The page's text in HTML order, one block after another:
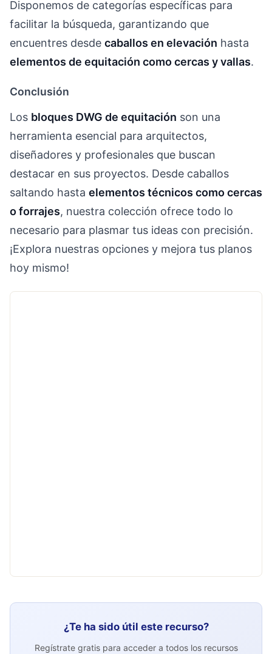
Disponemos de categorías específicas para
facilitar la búsqueda, garantizando que
encuentres desde caballos en elevación hasta
elementos de equitación como cercas y vallas.
Conclusión
Los bloques DWG de equitación son una
herramienta esencial para arquitectos,
diseñadores y profesionales que buscan
destacar en sus proyectos. Desde caballos
saltando hasta elementos técnicos como cercas
o forrajes, nuestra colección ofrece todo lo
necesario para plasmar tus ideas con precisión.
¡Explora nuestras opciones y mejora tus planos
hoy mismo!
¿Te ha sido útil este recurso?
Regístrate gratis para acceder a todos los recursos